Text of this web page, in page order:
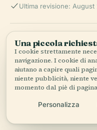
Ultima revisione: August
Tickets, and
Visiting Oodi
Una piccola
I cookie strettamente
navigazione. I cookie di
aiutano a capire quali
niente pubblicità, niente
momento dal piè di
Personalizza